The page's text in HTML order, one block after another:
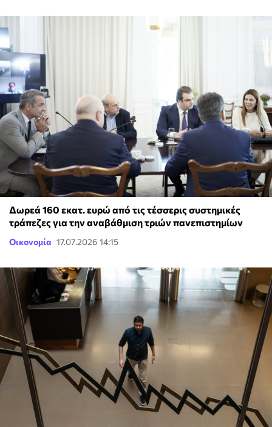
Δωρεά 160 εκατ. ευρώ από τις τέσσερις συστημικές
τράπεζες για την αναβάθμιση τριών πανεπιστημίων
Οικονομία 17.07.2026 14:15